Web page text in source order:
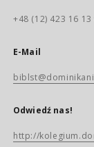
+48 (12) 423 16 13
E-Mail
Odwiedź nas!
http://